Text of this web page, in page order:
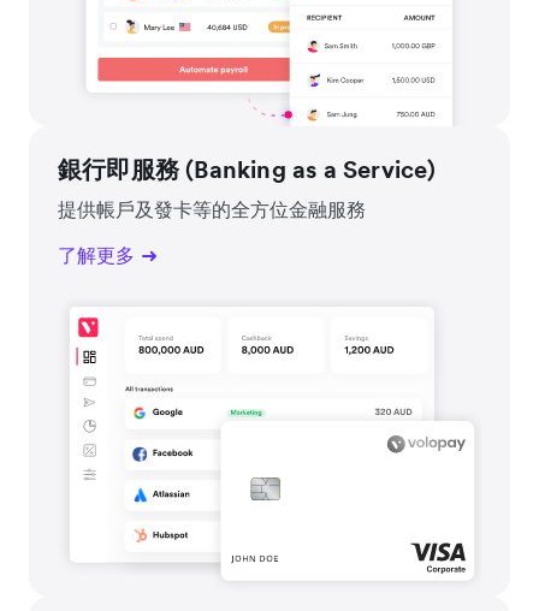
銀行即服務 (Banking as a Service)
提供帳戶及發卡等的全方位金融服務
了解更多